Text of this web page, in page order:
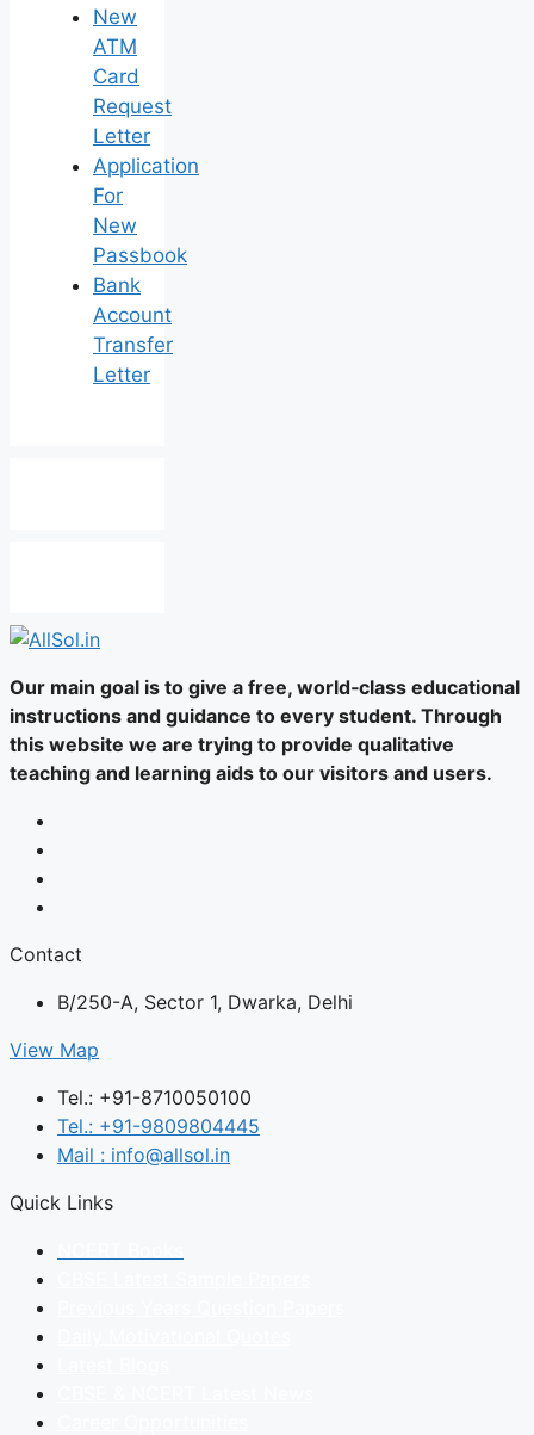
New
ATM
Card
Request
Letter
Application
For
New
Passbook
Bank
Account
Transfer
Letter
Our main goal is to give a free, world‑class educational
instructions and guidance to every student. Through
this website we are trying to provide qualitative
teaching and learning aids to our visitors and users.
Contact
B/250-A, Sector 1, Dwarka, Delhi
View Map
Tel.: +91-8710050100
Tel.: +91-9809804445
Mail : info@allsol.in
Quick Links